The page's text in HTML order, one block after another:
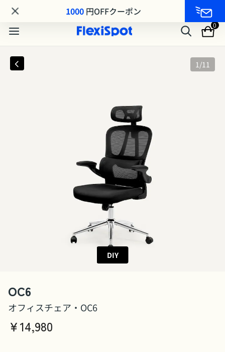
毎月11日は会員の日「クーポンコード：FS08GJ」
0
1/11
DIY
OC6
オフィスチェア・OC6
￥14,980
1000 円OFFクーポン